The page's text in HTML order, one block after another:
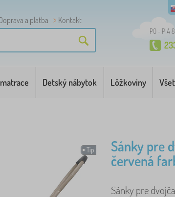
a platba Kontakt
PO - PIA
Detský nábytok Lôžkoviny
Tip
Sánky pre
červená
Sánky pre